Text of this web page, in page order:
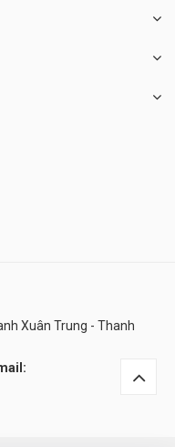
Xuân Trung - Thanh